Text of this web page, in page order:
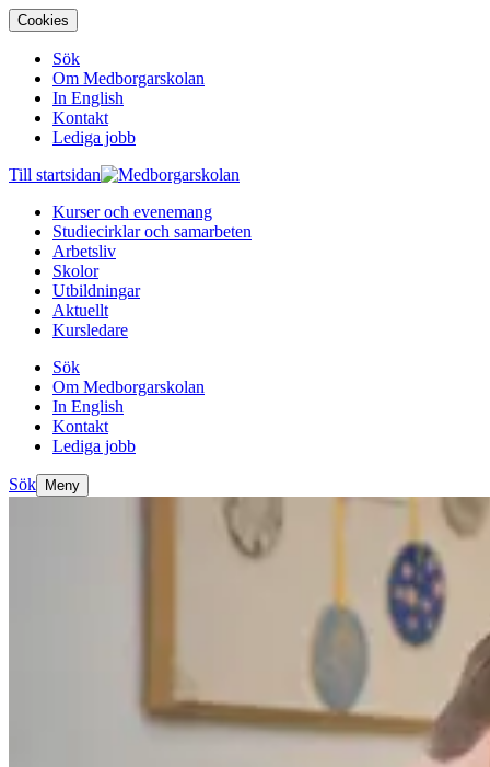
Cookies
Sök
Om Medborgarskolan
In English
Kontakt
Lediga jobb
Till startsidan
Kurser och evenemang
Studiecirklar och samarbeten
Arbetsliv
Skolor
Utbildningar
Aktuellt
Kursledare
Sök
Om Medborgarskolan
In English
Kontakt
Lediga jobb
Sök Meny